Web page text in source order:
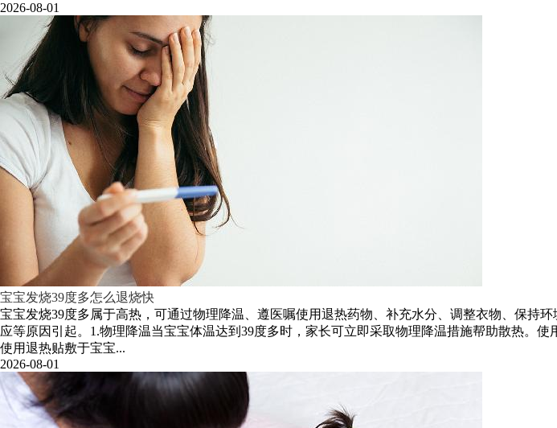
2026-08-01
宝宝发烧39度多怎么退烧快
宝宝发烧39度多属于高热，可通过物理降温、遵医嘱使用退热药物、补充水分、调整衣物、保持
应等原因引起。1.物理降温当宝宝体温达到39度多时，家长可立即采取物理降温措施帮助散热。
使用退热贴敷于宝宝...
2026-08-01